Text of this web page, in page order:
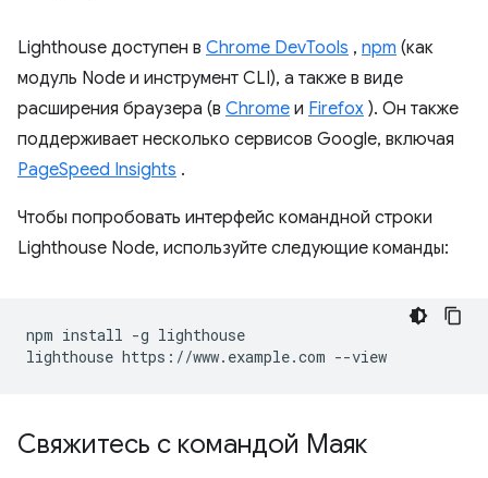
Lighthouse доступен в Chrome DevTools , npm (как
модуль Node и инструмент CLI), а также в виде
расширения браузера (в Chrome и Firefox ). Он также
поддерживает несколько сервисов Google, включая
PageSpeed ​​Insights .
Чтобы попробовать интерфейс командной строки
Lighthouse Node, используйте следующие команды:
npm install -g lighthouse
Свяжитесь с командой Маяк